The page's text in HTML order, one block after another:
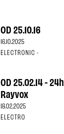
OD 25.10.16
16.10.2025
ELECTRONIC ·
OD 25.02.14 - 24h
Rayvox
18.02.2025
ELECTRO